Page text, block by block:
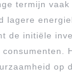
termijn
lagere
de initiële
op